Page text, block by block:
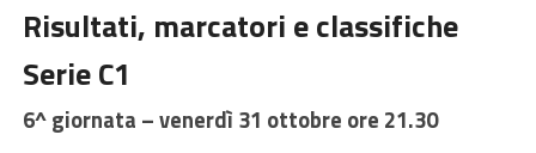
Risultati, marcatori e classifiche
Serie C1
6^ giornata – venerdì 31 ottobre ore 21.30